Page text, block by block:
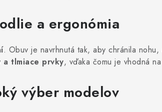
a ergonómia
. Obuv je navrhnutá tak, aby chránila
a tlmiace prvky, vďaka čomu je vhodná
výber modelov